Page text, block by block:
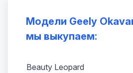
Модели Geely
мы выкупаем:
Beauty Leopard